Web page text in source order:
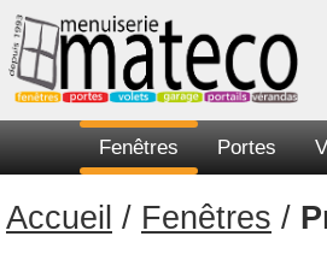
Fenêtres Portes
Accueil / Fenêtres /